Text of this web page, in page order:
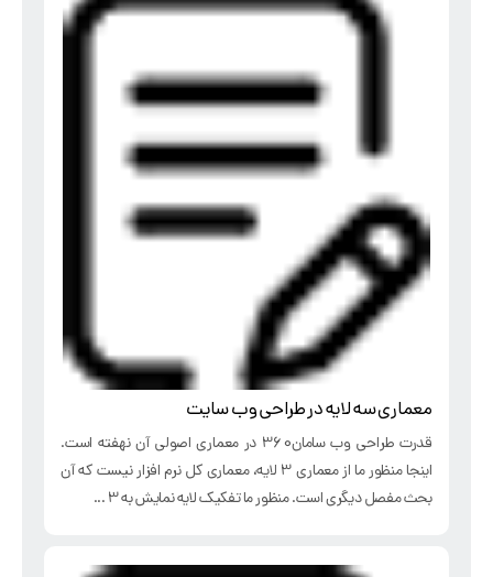
معماری سه لایه در طراحی وب سایت
قدرت طراحی وب سامان360 در معماری اصولی آن نهفته است.
اینجا منظور ما از معماری 3 لایه، معماری کل نرم افزار نیست که آن
بحث مفصل دیگری است. منظور ما تفکیک لایه نمایش به 3 ...